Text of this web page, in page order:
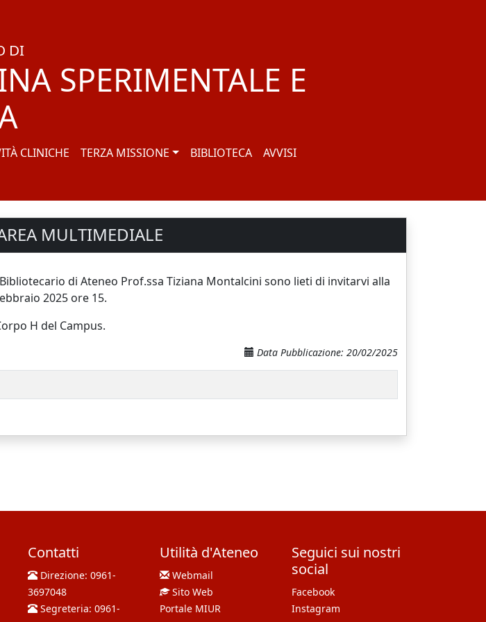
DI
SPERIMENTALE E
CLINICHE TERZA MISSIONE BIBLIOTECA
AVVISI
MULTIMEDIALE
di Ateneo Prof.ssa Tiziana Montalcini sono lieti di invitarvi alla
2025 ore 15.
H del Campus.
Data Pubblicazione: 20/02/2025
Contatti
Direzione: 0961-
3697048
Segreteria: 0961-
Utilità d'Ateneo
Webmail
Sito Web
Portale MIUR
Seguici sui nostri
social
Facebook
Instagram